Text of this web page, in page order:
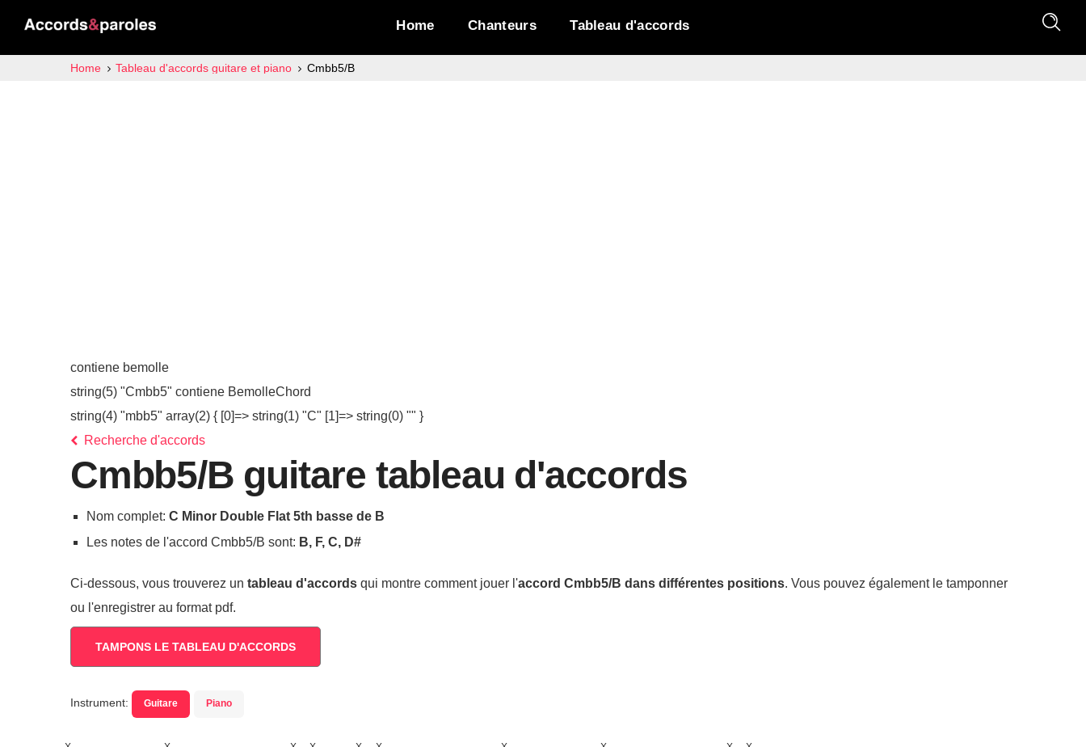
Home Chanteurs Tableau d'accords
Home Tableau d'accords guitare et piano Cmbb5/B
contiene bemolle
string(5) "Cmbb5" contiene BemolleChord
string(4) "mbb5" array(2) { [0]=> string(1) "C" [1]=> string(0) "" }
Recherche d'accords
Cmbb5/B guitare tableau d'accords
Nom complet: C Minor Double Flat 5th basse de B
Les notes de l'accord Cmbb5/B sont: B, F, C, D#
Ci-dessous, vous trouverez un tableau d'accords qui montre comment jouer l'accord Cmbb5/B dans différentes positions. Vous pouvez également le tamponner
ou l'enregistrer au format pdf.
TAMPONS LE TABLEAU D'ACCORDS
Instrument: Guitare Piano